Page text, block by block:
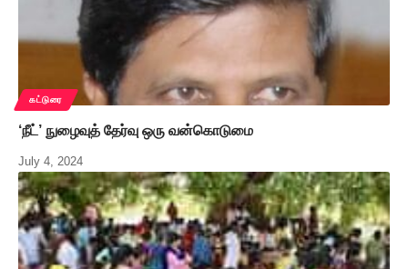
கட்டுரை
‘நீட்’ நுழைவுத் தேர்வு ஒரு வன்கொடுமை
July 4, 2024